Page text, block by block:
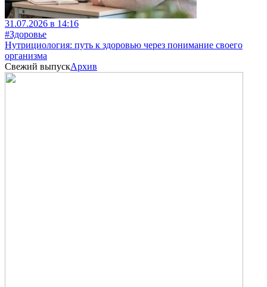
31.07.2026 в 14:16
#Здоровье
Нутрициология: путь к здоровью через понимание своего
организма
Свежий выпускАрхив